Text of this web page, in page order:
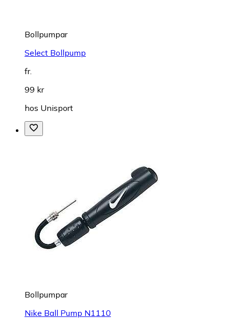
Bollpumpar
Select Bollpump
fr.
99 kr
hos Unisport
Bollpumpar
Nike Ball Pump N1110